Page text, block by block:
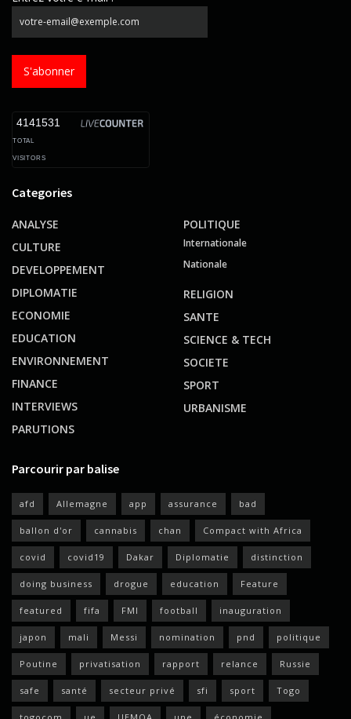
S'abonner
4141531
TOTAL
VISITORS
Categories
ANALYSE
CULTURE
DEVELOPPEMENT
DIPLOMATIE
ECONOMIE
EDUCATION
ENVIRONNEMENT
FINANCE
INTERVIEWS
PARUTIONS
POLITIQUE
Internationale
Nationale
RELIGION
SANTE
SCIENCE & TECH
SOCIETE
SPORT
URBANISME
Parcourir par balise
afd Allemagne app assurance bad
ballon d'or cannabis chan Compact with Africa
covid covid19 Dakar Diplomatie distinction
doing business drogue education Feature
featured fifa FMI football inauguration
japon mali Messi nomination pnd politique
Poutine privatisation rapport relance Russie
safe santé secteur privé sfi sport Togo